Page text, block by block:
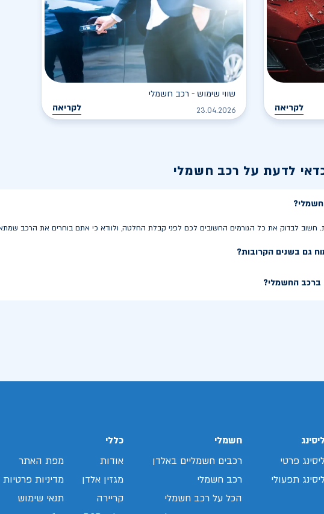
לקריאה
שווי שימוש - רכב חשמלי
23.04.2026 לקריאה
לדעת על רכב חשמלי
לבדוק את כל הגורמים החשובים לכם לפני קבלת החלטה, ולוודא כי אתם בוחרים את הרכב
גם בשנים הקרובות?
ברכב החשמלי?
פרטי
תפעולי
חשמלי
רכבים חשמליים באלדן
רכב חשמלי
הכל על רכב חשמלי
כללי
אודות
מגזין אלדן
קריירה
מפת האתר
מדיניות פרטיות
תנאי שימוש